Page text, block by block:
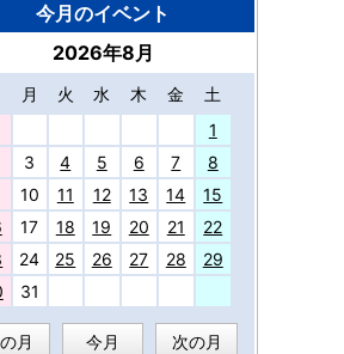
今月のイベント
2026年8月
月 火 水 木 金
土
1
3 4 5 6 7
8
10 11 12 13 14
15
17 18 19 20 21
22
24 25 26 27 28
29
31
月 今月 次の月